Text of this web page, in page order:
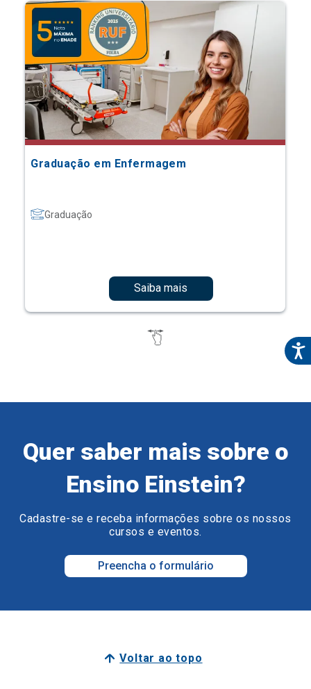
Graduação em Enfermagem
Graduação
Saiba mais
Quer saber mais sobre o
Ensino Einstein?
Cadastre-se e receba informações sobre os nossos
cursos e eventos.
Preencha o formulário
Voltar ao topo